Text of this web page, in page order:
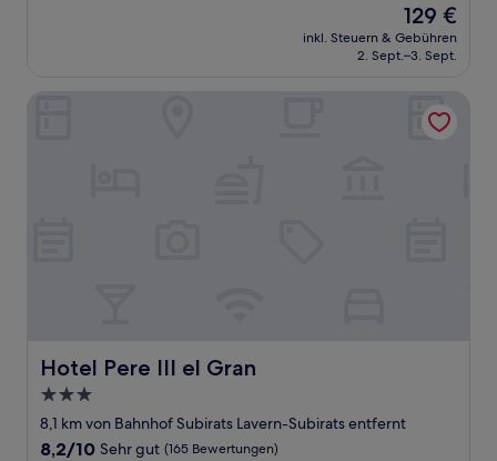
Der
Preis
beträgt
129 €
inkl. Steuern & Gebühren
2. Sept.–3. Sept.
Hotel Pere III el Gran
Hotel Pere III el Gran
3.0-
Sterne-
Unterkunft
8,1 km von Bahnhof Subirats Lavern-Subirats entfernt
8.2
8,2/10 Sehr gut (165 Bewertungen)